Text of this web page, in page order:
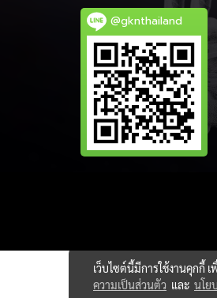
@gknthailand
เว็บไซต์นี้มีการใช้งานคุกกี้
ความเป็นส่วนตัว และ นโย